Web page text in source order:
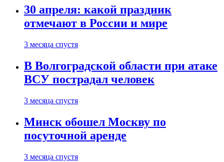
30 апреля: какой праздник
отмечают в России и мире
3 месяца спустя
В Волгоградской области при атаке
ВСУ пострадал человек
3 месяца спустя
Минск обошел Москву по
посуточной аренде
3 месяца спустя